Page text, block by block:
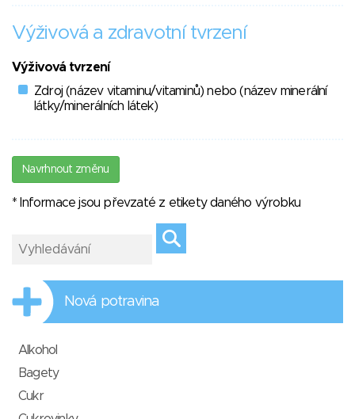
Výživová a zdravotní tvrzení
Výživová tvrzení
Zdroj (název vitaminu/vitaminů) nebo (název minerální
látky/minerálních látek)
Navrhnout změnu
* Informace jsou převzaté z etikety daného výrobku
Nová potravina
Alkohol
Bagety
Cukr